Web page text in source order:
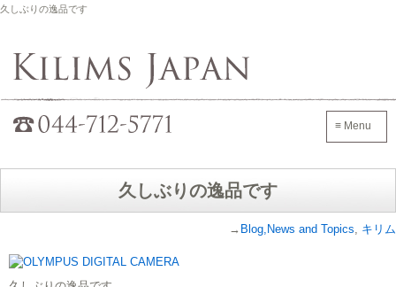
久しぶりの逸品です
≡ Menu
久しぶりの逸品です
→ Blog,News and Topics, キリム